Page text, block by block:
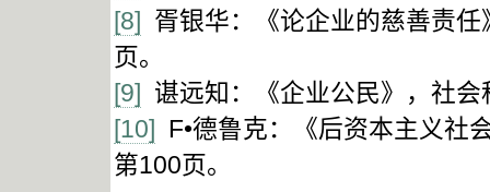
[8] 胥银华：《论企业的慈善责
页。
[9] 谌远知：《企业公民》，社
[10] F•德鲁克：《后资本主义社
第100页。